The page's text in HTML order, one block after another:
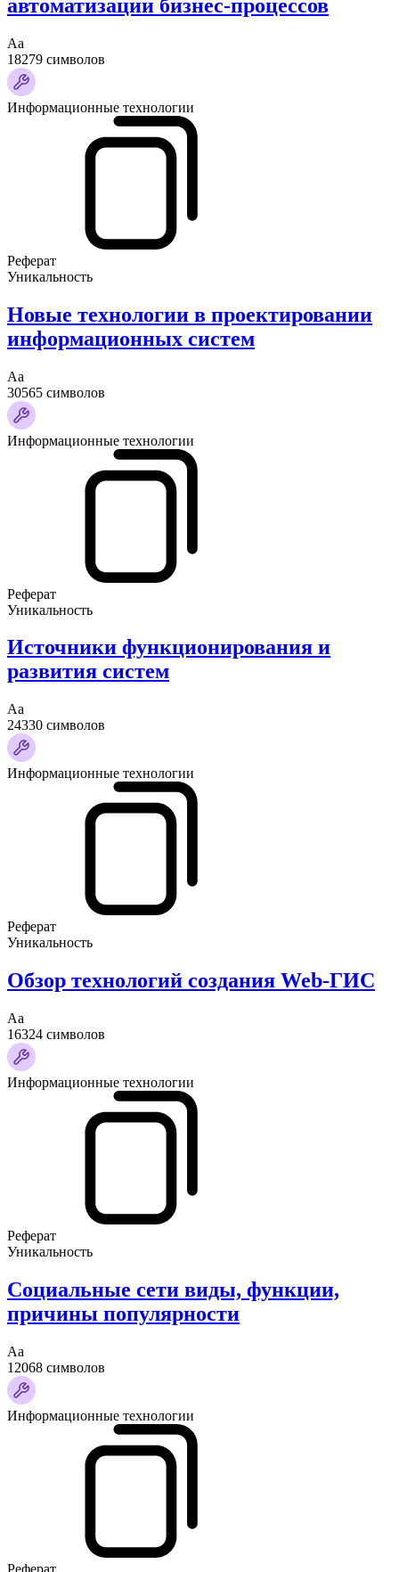
автоматизации бизнес-процессов
Аа
18279 символов
Информационные технологии
Реферат
Уникальность
Новые технологии в проектировании
информационных систем
Аа
30565 символов
Информационные технологии
Реферат
Уникальность
Источники функционирования и
развития систем
Аа
24330 символов
Информационные технологии
Реферат
Уникальность
Обзор технологий создания Web-ГИС
Аа
16324 символов
Информационные технологии
Реферат
Уникальность
Социальные сети виды, функции,
причины популярности
Аа
12068 символов
Информационные технологии
Реферат